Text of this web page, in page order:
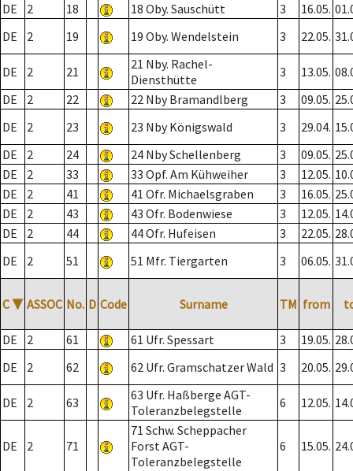
DE
2 18 18 Oby. Sauschütt 3 16.05.
DE
2 19 19 Oby. Wendelstein 3 22.05.
DE 2 21
21 Nby. Rachel-
Diensthütte
3 13.05.
DE
2 22 22 Nby Bramandlberg 3 09.05.
DE
2 23 23 Nby Königswald 3 29.04.
DE
2 24 24 Nby Schellenberg 3 09.05.
DE
2 33 33 Opf. Am Kühweiher 3 12.05.
DE
2 41 41 Ofr. Michaelsgraben 3 16.05.
DE
2 43 43 Ofr. Bodenwiese 3 12.05.
DE
2 44 44 Ofr. Hufeisen 3 22.05.
DE
2 51 51 Mfr. Tiergarten 3 06.05.
C ▼ ASSOC No. D Code Surname TM from
DE 2 61 61 Ufr. Spessart 3 19.05.
DE
2 62 62 Ufr. Gramschatzer Wald 3 20.05.
DE 2 63
63 Ufr. Haßberge AGT-
Toleranzbelegstelle
6 12.05.
DE 2 71
71 Schw. Scheppacher
Forst AGT-
Toleranzbelegstelle
6 15.05.